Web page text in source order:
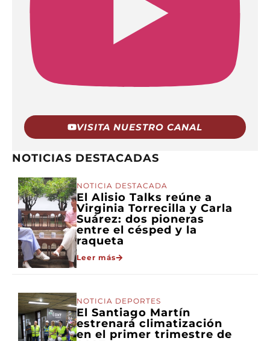
VISITA NUESTRO CANAL
NOTICIAS DESTACADAS
NOTICIA DESTACADA
El Alisio Talks reúne a
Virginia Torrecilla y Carla
Suárez: dos pioneras
entre el césped y la
raqueta
Leer más
NOTICIA DEPORTES
El Santiago Martín
estrenará climatización
en el primer trimestre de